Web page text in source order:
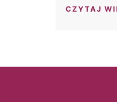
CZYTAJ